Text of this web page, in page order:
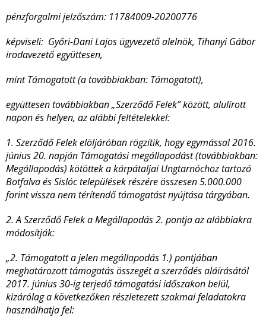
pénzforgalmi jelzőszám: 11784009-20200776
képviseli: Győri-Dani Lajos ügyvezető alelnök, Tihanyi Gábor
irodavezető együttesen,
mint Támogatott (a továbbiakban: Támogatott),
együttesen továbbiakban „Szerződő Felek” között, alulírott
napon és helyen, az alábbi feltételekkel:
1. Szerződő Felek elöljáróban rögzítik, hogy egymással 2016.
június 20. napján Támogatási megállapodást (továbbiakban:
Megállapodás) kötöttek a kárpátaljai Ungtarnóchoz tartozó
Botfalva és Sislóc települések részére összesen 5.000.000
forint vissza nem térítendő támogatást nyújtása tárgyában.
2. A Szerződő Felek a Megállapodás 2. pontja az alábbiakra
módosítják:
„2. Támogatott a jelen megállapodás 1.) pontjában
meghatározott támogatás összegét a szerződés aláírásától
2017. június 30-ig terjedő támogatási időszakon belül,
kizárólag a következőken részletezett szakmai feladatokra
használhatja fel: